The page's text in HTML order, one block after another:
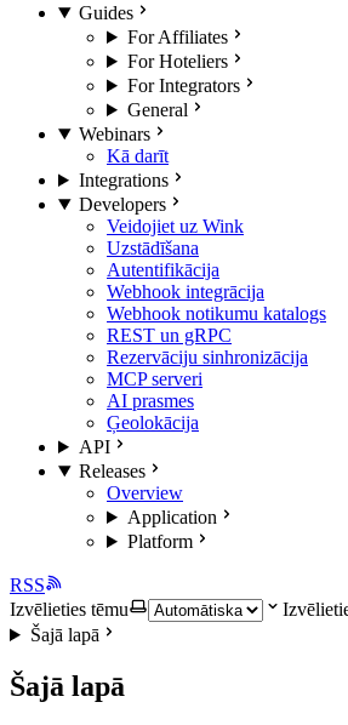
Guides
For Affiliates
For Hoteliers
For Integrators
General
Webinars
Kā darīt
Integrations
Developers
Veidojiet uz Wink
Uzstādīšana
Autentifikācija
Webhook integrācija
Webhook notikumu katalogs
REST un gRPC
Rezervāciju sinhronizācija
MCP serveri
AI prasmes
Ģeolokācija
API
Releases
Overview
Application
Platform
RSS
Izvēlieties tēmu
Šajā lapā
Šajā lapā